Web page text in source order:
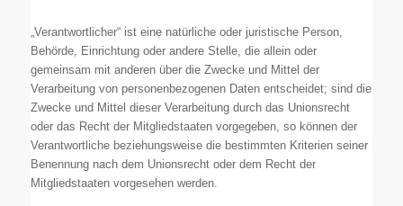
„Verantwortlicher“ ist eine natürliche oder juristische Person,
Behörde, Einrichtung oder andere Stelle, die allein oder
gemeinsam mit anderen über die Zwecke und Mittel der
Verarbeitung von personenbezogenen Daten entscheidet; sind die
Zwecke und Mittel dieser Verarbeitung durch das Unionsrecht
oder das Recht der Mitgliedstaaten vorgegeben, so können der
Verantwortliche beziehungsweise die bestimmten Kriterien seiner
Benennung nach dem Unionsrecht oder dem Recht der
Mitgliedstaaten vorgesehen werden.